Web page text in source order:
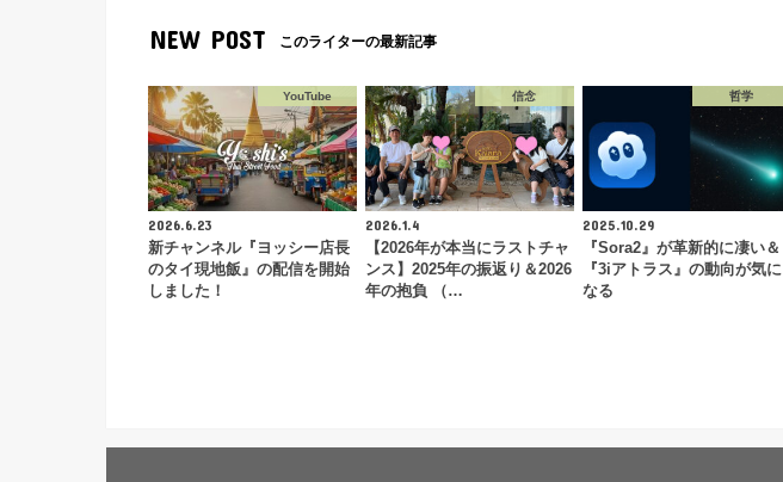
NEW POST このライターの最新記事
YouTube
2026.6.23
新チャンネル『ヨッシー店長
のタイ現地飯』の配信を開始
しました！
信念
2026.1.4
【2026年が本当にラストチャ
ンス】2025年の振返り＆2026
年の抱負 （…
哲学
2025.10.29
『Sora2』が革新的に凄い＆
『3iアトラス』の動向が気に
なる